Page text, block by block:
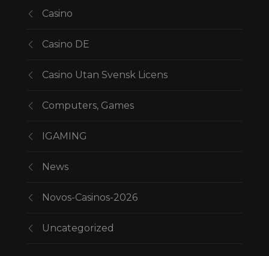
Casino
Casino DE
Casino Utan Svensk Licens
Computers, Games
IGAMING
News
Novos-Casinos-2026
Uncategorized